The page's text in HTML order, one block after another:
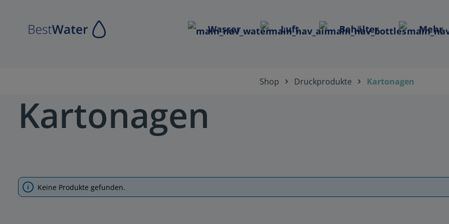
Wasser Luft Behälter Mehr
Shop Druckprodukte Kartonagen
Kartonagen
Keine Produkte gefunden.